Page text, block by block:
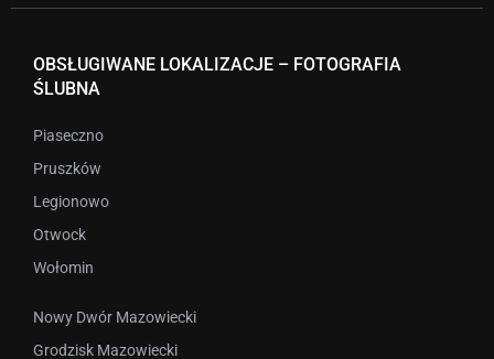
OBSŁUGIWANE LOKALIZACJE – FOTOGRAFIA
ŚLUBNA
Piaseczno
Pruszków
Legionowo
Otwock
Wołomin
Nowy Dwór Mazowiecki
Grodzisk Mazowiecki